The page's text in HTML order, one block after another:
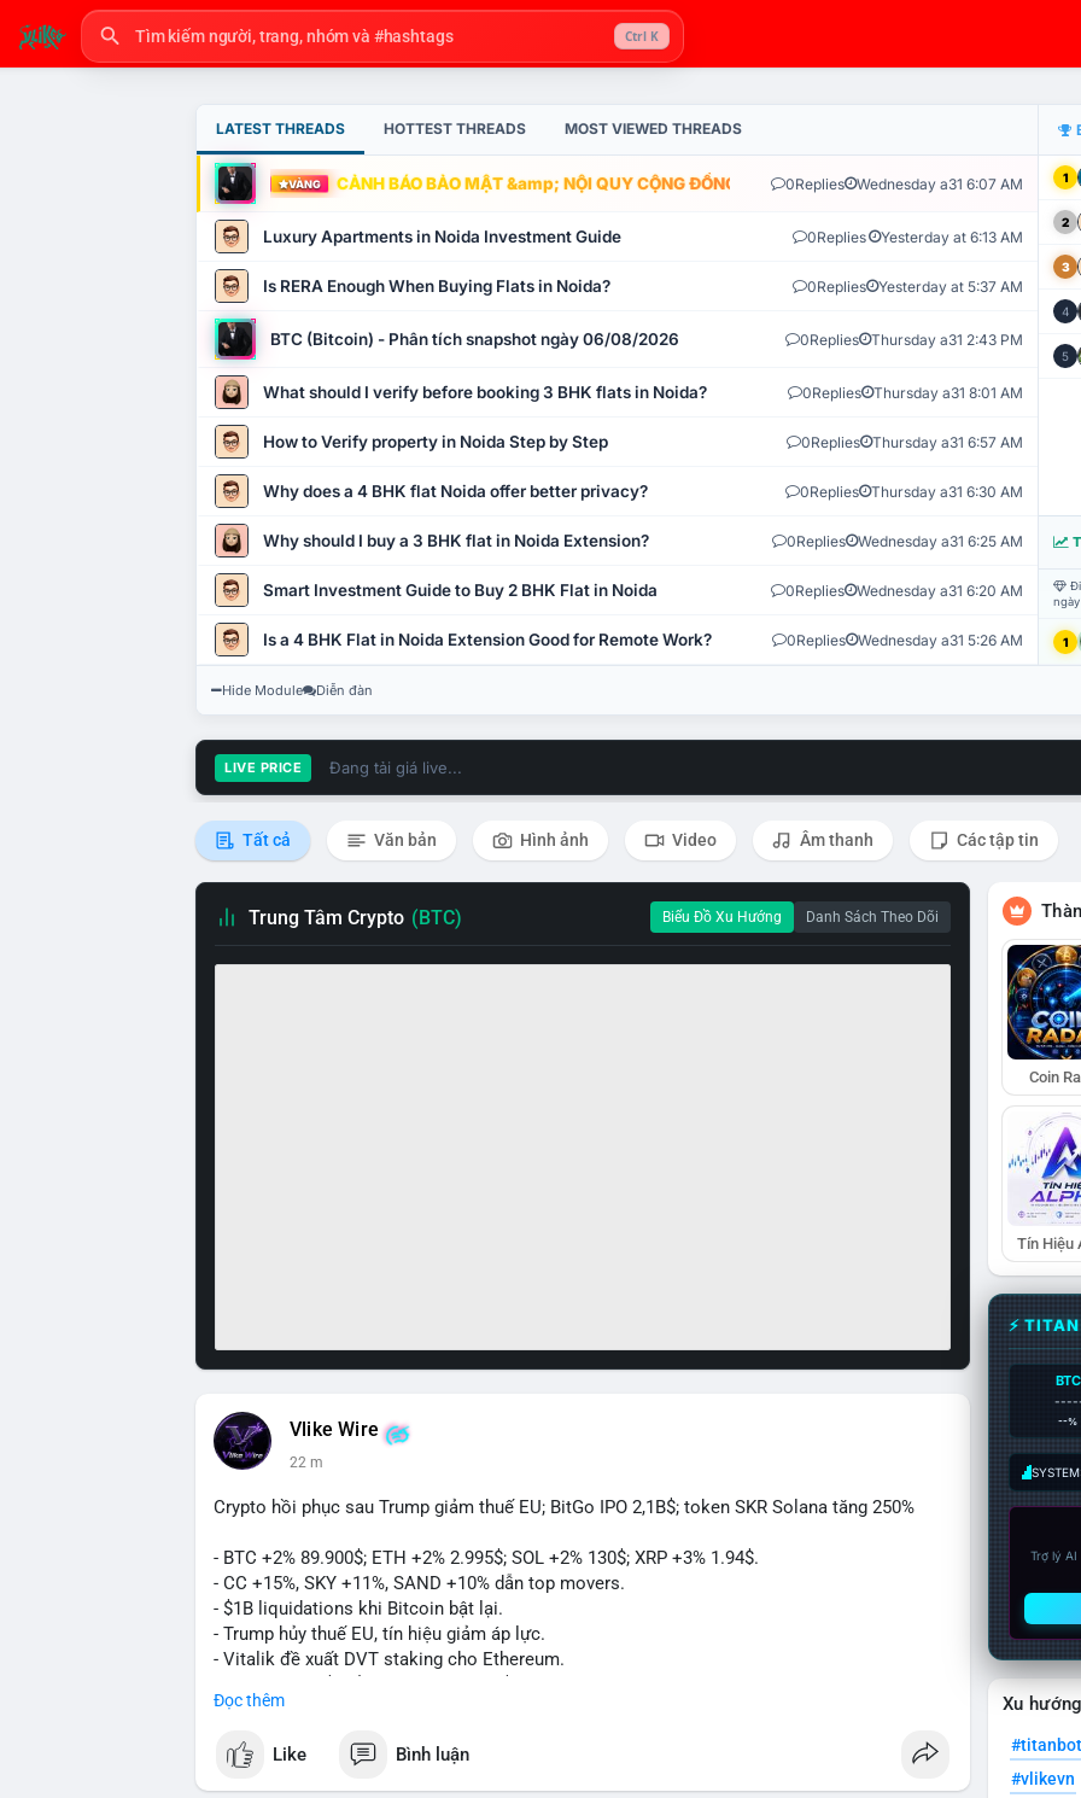
Ctrl K
LATEST THREADS HOTTEST THREADS MOST VIEWED THREADS
VÀNG CẢNH BÁO BẢO MẬT &amp; NỘI QUY CỘNG ĐỒNG VLIKE.VN: HỆ THỐNG GIÁM SÁT TỰ
0Replies Wednesday a31 6:07 AM
Luxury Apartments in Noida Investment Guide 0Replies Yesterday at 6:13 AM
Is RERA Enough When Buying Flats in Noida? 0Replies Yesterday at 5:37 AM
BTC (Bitcoin) - Phân tích snapshot ngày 06/08/2026 0Replies Thursday a31 2:43 PM
What should I verify before booking 3 BHK flats in Noida? 0Replies Thursday a31 8:01 AM
How to Verify property in Noida Step by Step 0Replies Thursday a31 6:57 AM
Why does a 4 BHK flat Noida offer better privacy? 0Replies Thursday a31 6:30 AM
Why should I buy a 3 BHK flat in Noida Extension? 0Replies Wednesday a31 6:25 AM
Smart Investment Guide to Buy 2 BHK Flat in Noida 0Replies Wednesday a31 6:20 AM
Is a 4 BHK Flat in Noida Extension Good for Remote Work? 0Replies Wednesday a31 5:26 AM
1
2
3
4
5
1
Hide Module Diễn đàn
LIVE PRICE Đang tải giá live...
Tất cả Văn bản Hình ảnh Video Âm thanh Các tập tin
Trung Tâm Crypto (BTC) Biểu Đồ Xu Hướng Danh Sách Theo Dõi
Vlike Wire
22 m
Crypto hồi phục sau Trump giảm thuế EU; BitGo IPO 2,1B$; token SKR Solana tăng 250%
- BTC +2% 89.900$; ETH +2% 2.995$; SOL +2% 130$; XRP +3% 1.94$.
- CC +15%, SKY +11%, SAND +10% dẫn top movers.
- $1B liquidations khi Bitcoin bật lại.
- Trump hủy thuế EU, tín hiệu giảm áp lực.
- Vitalik đề xuất DVT staking cho Ethereum.
- Senate Ag Committee tiến hành Clarity Act.
- HK cấp giấy phép stablecoin mới.
- Tòa án Nga công nhận crypto là tài sản.
Đọc thêm
Like Bình luận
Coin
Tín Hiệu
⚡
BTC
--%
Trợ lý
Xu
#titanbot
#vlikevn